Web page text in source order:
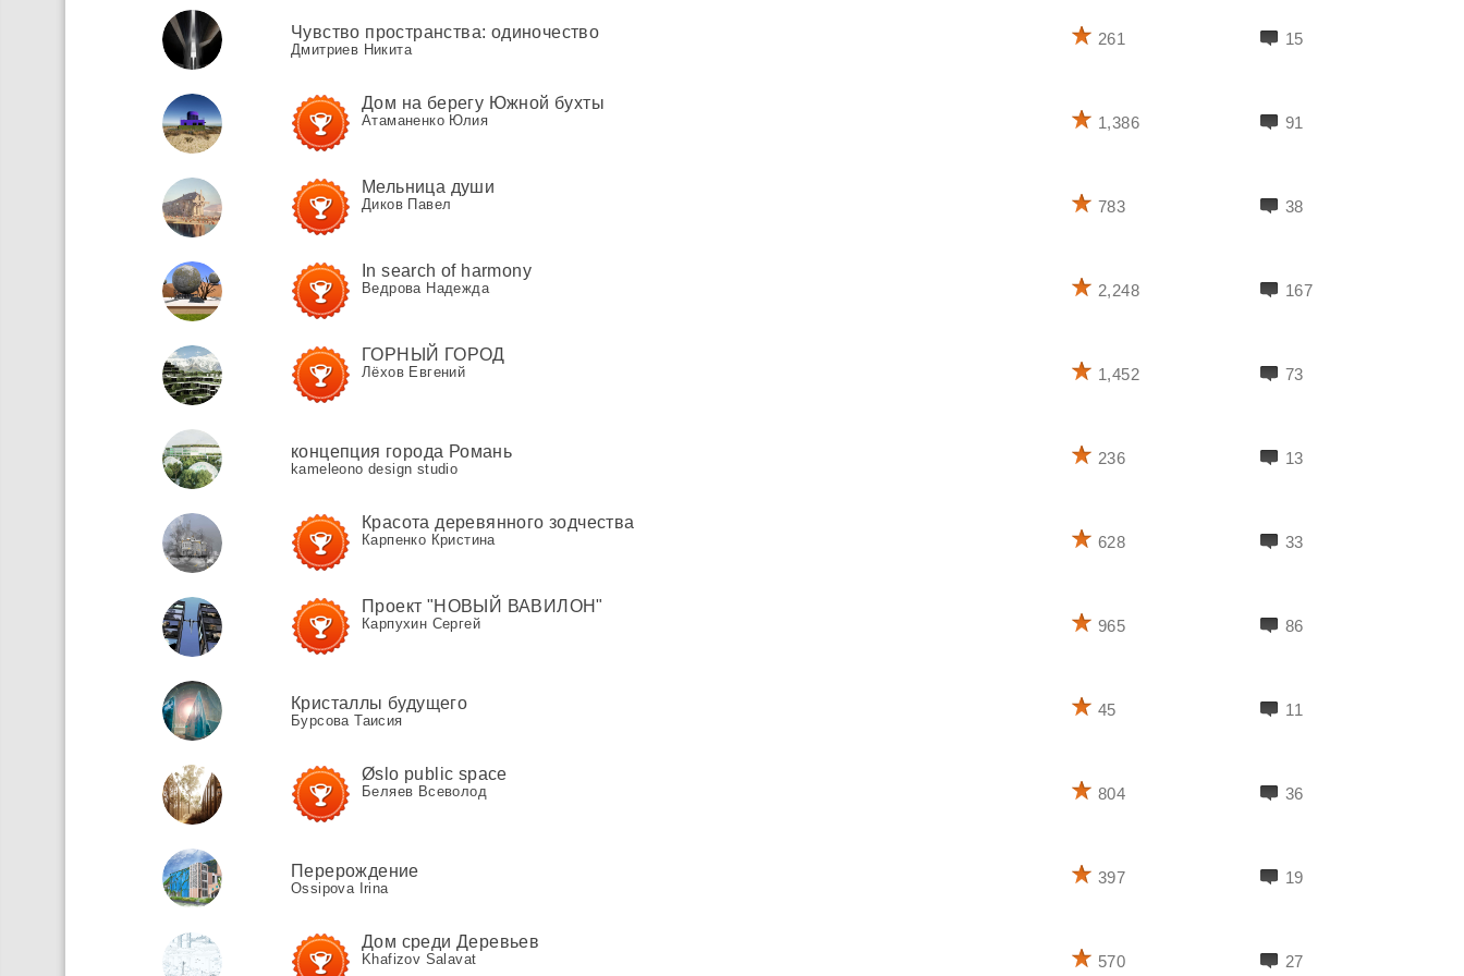
Чувство пространства: одиночество
Дмитриев Никита
261 15
Дом на берегу Южной бухты
Атаманенко Юлия 1,386 91
Мельница души
Диков Павел 783 38
In search of harmony
Ведрова Надежда 2,248 167
ГОРНЫЙ ГОРОД
Лёхов Евгений 1,452 73
концепция города Романь
kameleono design studio
236 13
Красота деревянного зодчества
Карпенко Кристина 628 33
Проект "НОВЫЙ ВАВИЛОН"
Карпухин Сергей 965 86
Кристаллы будущего
Бурсова Таисия
45 11
Øslo public space
Беляев Всеволод 804 36
Перерождение
Ossipova Irina
397 19
Дом среди Деревьев
Khafizov Salavat 570 27